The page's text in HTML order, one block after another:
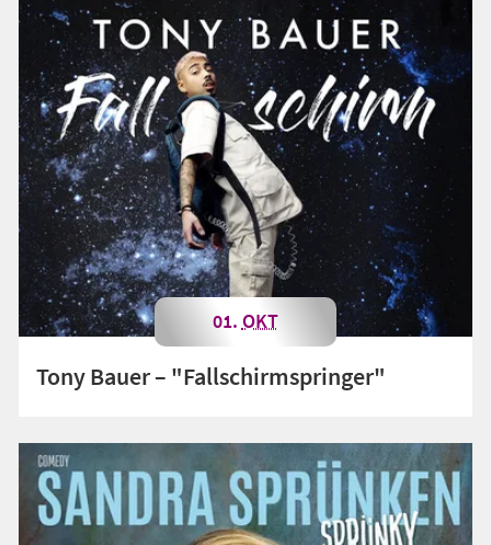
Tony Bauer – "Fallschirmspringer"
01. OKT